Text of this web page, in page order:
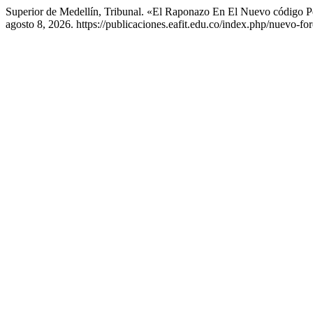
Superior de Medellín, Tribunal. «El Raponazo En El Nuevo código
agosto 8, 2026. https://publicaciones.eafit.edu.co/index.php/nuevo-